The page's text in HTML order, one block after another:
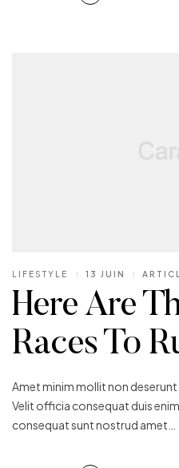
LIFESTYLE 13 JUIN
Here Are
Races To
Amet minim mollit non
Velit officia consequat duis
consequat sunt nostrud amet…